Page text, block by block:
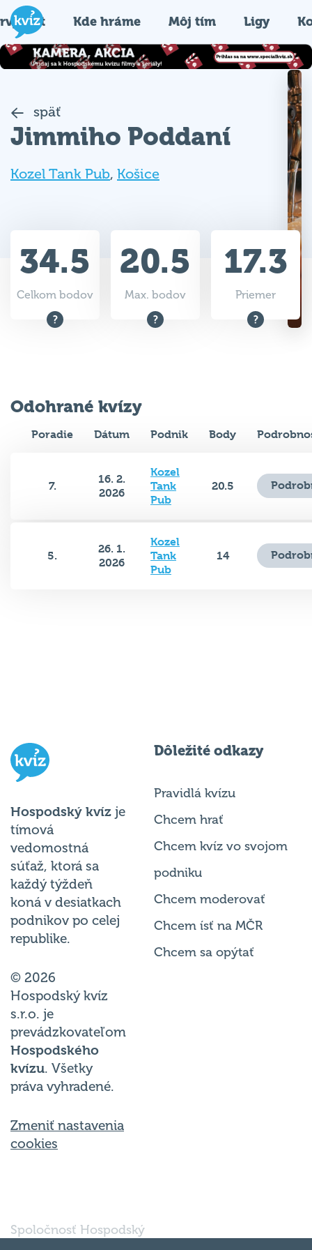
Kde hráme Môj tím Ligy
späť
Jimmiho Poddaní
Kozel Tank Pub, Košice
34.5
Celkom bodov
20.5
Max. bodov
17.3
Priemer
Odohrané kvízy
Poradie Dátum Podnik Body
7.
16. 2.
2026
Kozel
Tank
Pub
20.5
5.
26. 1.
2026
Kozel
Tank
Pub
14
Hospodský kvíz je
tímová
vedomostná
súťaž, ktorá sa
každý týždeň
koná v desiatkach
podnikov po celej
republike.
© 2026
Hospodský kvíz
s.r.o. je
prevádzkovateľom
Hospodského
kvízu. Všetky
práva vyhradené.
Zmeniť nastavenia
cookies
Dôležité odkazy
Pravidlá kvízu
Chcem hrať
Chcem kvíz vo svojom
podniku
Chcem moderovať
Chcem ísť na MČR
Chcem sa opýtať
Spoločnosť Hospodský